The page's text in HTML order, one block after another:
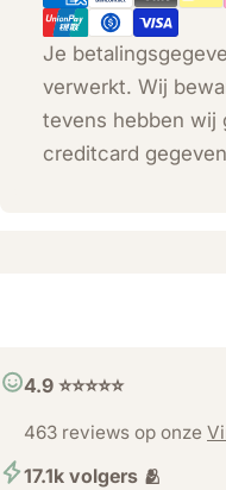
Je
verwerkt. Wij
tevens hebben wij
creditcard
4.9 ⭐️⭐️⭐️⭐️⭐️
463 reviews op onze
17.1k volgers 🫂